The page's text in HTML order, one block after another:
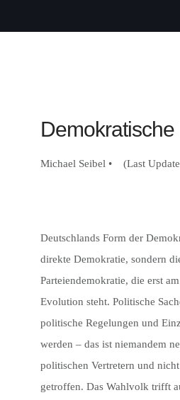
Michael Seibel • (Last
Deutschlands Form der
direkte Demokratie, sondern
Parteiendemokratie, die erst
Evolution steht. Politische
politische Regelungen und
werden – das ist niemandem
politischen Vertretern und
getroffen. Das Wahlvolk trifft